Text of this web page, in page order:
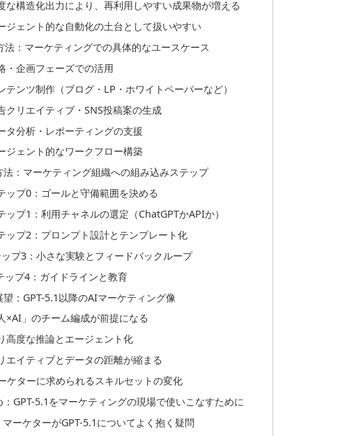
な構造化出力により、再利用しやすい成果物が増える
ェント的な自動化の土台として扱いやすい
：マーケティングでの具体的なユースケース
・企画フェーズでの活用
テンツ制作（ブログ・LP・ホワイトペーパーなど）
クリエイティブ・SNS投稿案の生成
タ分析・レポーティングの支援
ジェント的なワークフロー構築
法：マーケティング組織への組み込みステップ
ップ0：ゴールと守備範囲を決める
ップ1：利用チャネルの選定（ChatGPTかAPIか）
ップ2：プロンプト設計とテンプレート化
ップ3：小さな実験とフィードバックループ
ップ4：ガイドラインと教育
望：GPT-5.1以降のAIマーケティング像
×AI」のチーム編成が前提になる
高度な推論とエージェント化
エイティブとデータの距離が縮まる
ケターに求められるスキルセットの変化
：GPT-5.1をマーケティングの現場で使いこなすために
マーケターがGPT-5.1についてよく抱く疑問